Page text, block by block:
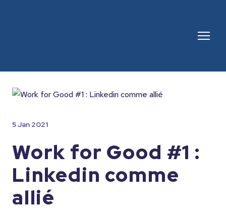
5 Jan 2021
Work for Good #1 :
Linkedin comme
allié